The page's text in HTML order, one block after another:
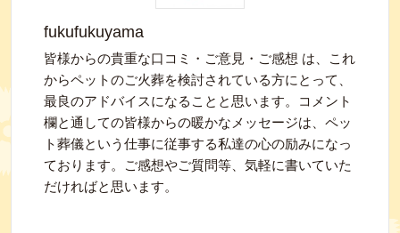
fukufukuyama
皆様からの貴重な口コミ・ご意見・ご感想 は、これ
からペットのご火葬を検討されている方にとって、
最良のアドバイスになることと思います。コメント
欄と通しての皆様からの暖かなメッセージは、ペッ
ト葬儀という仕事に従事する私達の心の励みになっ
ております。ご感想やご質問等、気軽に書いていた
だければと思います。